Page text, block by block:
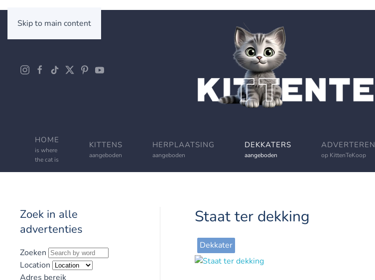
Skip to main content
HOME
is where
the cat is
KITTENS
aangeboden
HERPLAATSING
aangeboden
DEKKATERS
aangeboden
ADVERTEREN
op KittenTeKoop
Staat ter dekking
Dekkater
Zoek in alle
advertenties
Zoeken
Location
Adres bereik